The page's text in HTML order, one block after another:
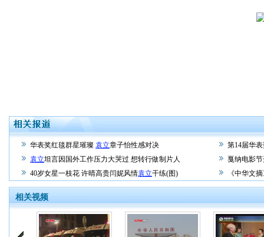
华表奖红毯群星璀璨 袁立章子怡性感对决
第14届华
袁立坦言因国外工作压力大哭过 想转行做制片人
戛纳电影
40岁女星一枝花 许晴高贵闫妮风情袁立干练(图) 《中华文
相关视频